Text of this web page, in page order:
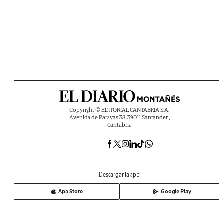
Copyright © EDITORIAL CANTABRIA S.A.
Avenida de Parayas 38, 39011 Santander ,
Cantabria
Descargar la app
App Store Google Play